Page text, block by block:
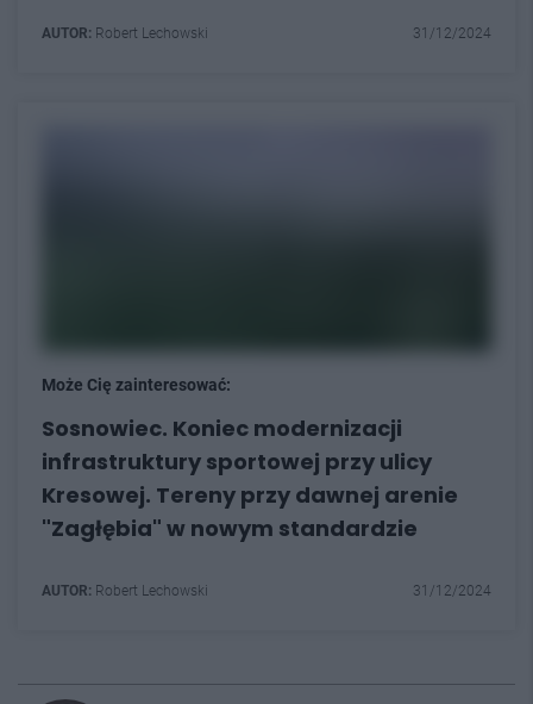
AUTOR: Robert Lechowski 31/12/2024
Może Cię zainteresować:
Sosnowiec. Koniec modernizacji
infrastruktury sportowej przy ulicy
Kresowej. Tereny przy dawnej arenie
"Zagłębia" w nowym standardzie
AUTOR: Robert Lechowski 31/12/2024